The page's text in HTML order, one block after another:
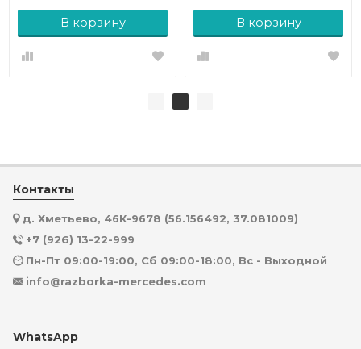
В корзину В корзину
Контакты
д. Хметьево, 46К-9678 (56.156492, 37.081009)
+7 (926) 13-22-999
Пн-Пт 09:00-19:00, Сб 09:00-18:00, Вс - Выходной
info@razborka-mercedes.com
WhatsApp